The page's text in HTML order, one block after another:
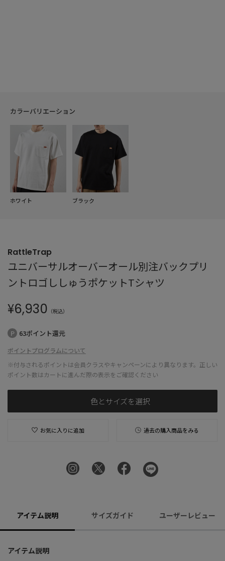
カラーバリエーション
ホワイト ブラック
RattleTrap
ユニバーサルオーバーオール別注バックプリ
ントロゴししゅうポケットTシャツ
¥6,930 （税込）
63ポイント還元
ポイントプログラムについて
※付与されるポイントは会員クラスやキャンペーンにより異なります。正しい
ポイント数はカートに進んだ際の表示をご確認ください
色とサイズを選択
お気に入りに追加 過去の購入商品をみる
アイテム説明 サイズガイド ユーザーレビュー
アイテム説明